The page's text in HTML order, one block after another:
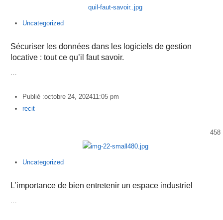
Uncategorized
Sécuriser les données dans les logiciels de gestion
locative : tout ce qu’il faut savoir.
Publié :octobre 24, 202411:05 pm
Author
recit
458
Uncategorized
L’importance de bien entretenir un espace industriel